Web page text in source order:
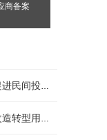
商备案
障工作机制...
存量资产！...